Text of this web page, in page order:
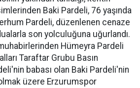
Baki Pardeli, 76 yaşında
Pardeli, düzenlenen cenaze
son yolculuğuna uğurlandı.
Hümeyra Pardeli
Taraftar Grubu Basın
babası olan Baki Pardeli'nin
üzere Erzurumspor